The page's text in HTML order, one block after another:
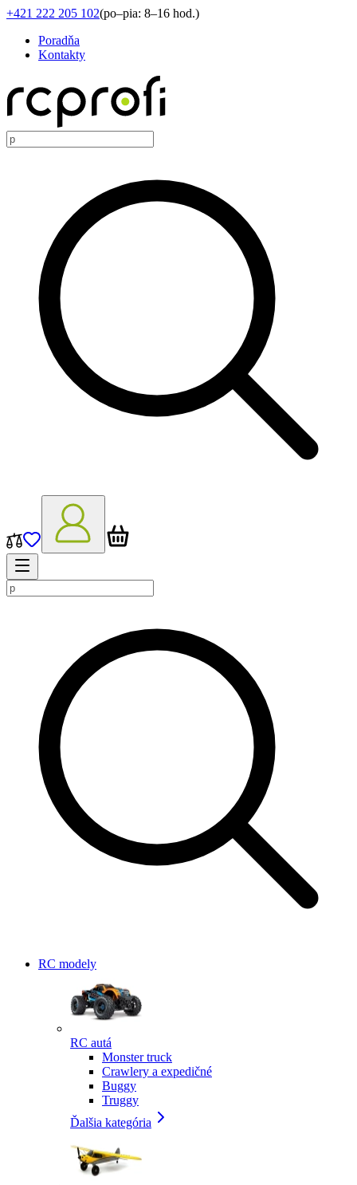
+421 222 205 102(po–pia: 8–16 hod.)
Poradňa
Kontakty
RC modely
RC autá
Monster truck
Crawlery a expedičné
Buggy
Truggy
Ďalšia kategória